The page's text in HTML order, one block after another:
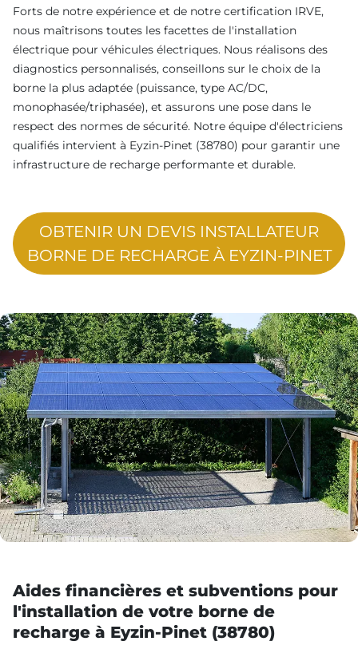
Forts de notre expérience et de notre certification IRVE,
nous maîtrisons toutes les facettes de l'installation
électrique pour véhicules électriques. Nous réalisons des
diagnostics personnalisés, conseillons sur le choix de la
borne la plus adaptée (puissance, type AC/DC,
monophasée/triphasée), et assurons une pose dans le
respect des normes de sécurité. Notre équipe d'électriciens
qualifiés intervient à Eyzin-Pinet (38780) pour garantir une
infrastructure de recharge performante et durable.
OBTENIR UN DEVIS INSTALLATEUR
BORNE DE RECHARGE À EYZIN-PINET
Aides financières et subventions pour
l'installation de votre borne de
recharge à Eyzin-Pinet (38780)